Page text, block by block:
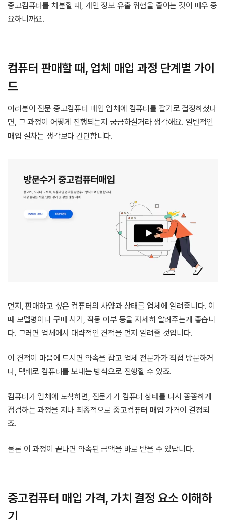
중고컴퓨터를 처분할 때, 개인 정보 유출 위험을 줄이는 것이 매우 중
요하니까요.
컴퓨터 판매할 때, 업체 매입 과정 단계별 가이
드
여러분이 전문 중고컴퓨터 매입 업체에 컴퓨터를 팔기로 결정하셨다
면, 그 과정이 어떻게 진행되는지 궁금하실거라 생각해요. 일반적인
매입 절차는 생각보다 간단합니다.
먼저, 판매하고 싶은 컴퓨터의 사양과 상태를 업체에 알려줍니다. 이
때 모델명이나 구매 시기, 작동 여부 등을 자세히 알려주는게 좋습니
다. 그러면 업체에서 대략적인 견적을 먼저 알려줄 것입니다.
이 견적이 마음에 드시면 약속을 잡고 업체 전문가가 직접 방문하거
나, 택배로 컴퓨터를 보내는 방식으로 진행할 수 있죠.
컴퓨터가 업체에 도착하면, 전문가가 컴퓨터 상태를 다시 꼼꼼하게
점검하는 과정을 지나 최종적으로 중고컴퓨터 매입 가격이 결정되
죠.
물론 이 과정이 끝나면 약속된 금액을 바로 받을 수 있답니다.
중고컴퓨터 매입 가격, 가치 결정 요소 이해하
기